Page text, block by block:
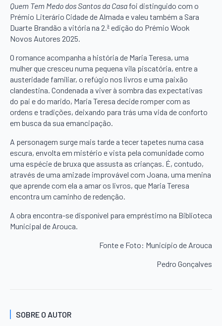
Quem Tem Medo dos Santos da Casa foi distinguido com o
Prémio Literário Cidade de Almada e valeu também a Sara
Duarte Brandão a vitória na 2.ª edição do Prémio Wook
Novos Autores 2025.
O romance acompanha a história de Maria Teresa, uma
mulher que cresceu numa pequena vila piscatória, entre a
austeridade familiar, o refúgio nos livros e uma paixão
clandestina. Condenada a viver à sombra das expectativas
do pai e do marido, Maria Teresa decide romper com as
ordens e tradições, deixando para trás uma vida de conforto
em busca da sua emancipação.
A personagem surge mais tarde a tecer tapetes numa casa
escura, envolta em mistério e vista pela comunidade como
uma espécie de bruxa que assusta as crianças. É, contudo,
através de uma amizade improvável com Joana, uma menina
que aprende com ela a amar os livros, que Maria Teresa
encontra um caminho de redenção.
A obra encontra-se disponível para empréstimo na Biblioteca
Municipal de Arouca.
Fonte e Foto: Município de Arouca
Pedro Gonçalves
SOBRE O AUTOR